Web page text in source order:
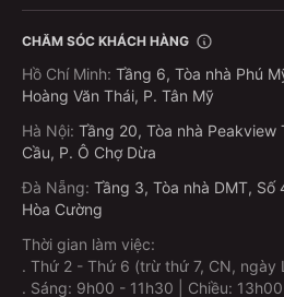
CHĂM SÓC KHÁCH HÀNG
Hồ Chí Minh: Tầng 6, Tòa nhà Phú
Hoàng Văn Thái, P. Tân Mỹ
Hà Nội: Tầng 20, Tòa nhà Peakview
Cầu, P. Ô Chợ Dừa
Đà Nẵng: Tầng 3, Tòa nhà DMT,
Hòa Cường
Thời gian làm việc:
. Thứ 2 - Thứ 6 (trừ thứ 7, CN, ngày
. Sáng: 9h00 - 11h30 | Chiều: